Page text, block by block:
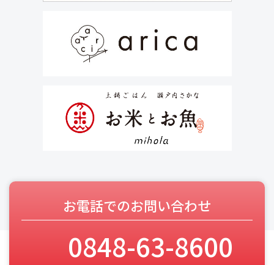
お電話でのお問い合わせ
0848-63-8600